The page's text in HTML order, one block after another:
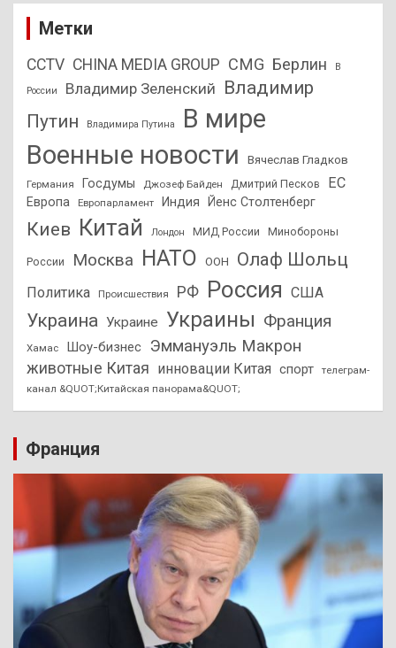
Метки
CCTV CHINA MEDIA GROUP CMG Берлин В
России Владимир Зеленский Владимир
Путин
Владимира Путина
В мире
Военные новости
Вячеслав Гладков
Германия Госдумы Джозеф Байден Дмитрий Песков ЕС
Европа Европарламент Индия Йенс Столтенберг
Киев Китай Лондон МИД России Минобороны
России Москва НАТО ООН Олаф Шольц
Политика Происшествия РФ Россия США
Украина Украине Украины Франция
Хамас Шоу-бизнес Эммануэль Макрон
животные Китая инновации Китая спорт
телеграм-
канал &QUOT;Китайская панорама&QUOT;
Франция